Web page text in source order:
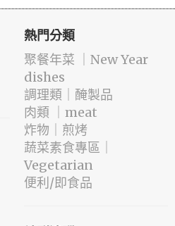
熱門分類
️聚餐年菜 ｜New Year
dishes
️調理類｜醃製品
肉類 ｜meat
️炸物｜煎烤
蔬菜素食專區｜
Vegetarian
便利/即食品